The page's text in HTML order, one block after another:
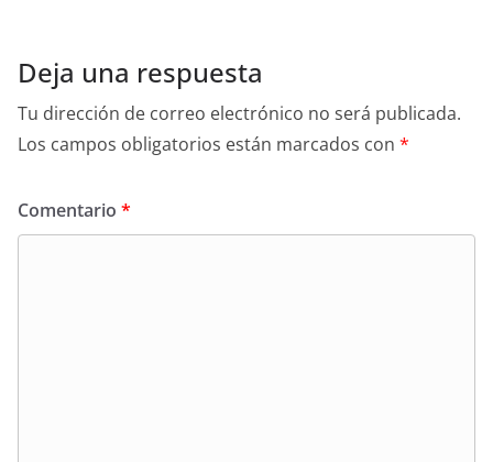
Deja una respuesta
Tu dirección de correo electrónico no será publicada.
Los campos obligatorios están marcados con *
Comentario *